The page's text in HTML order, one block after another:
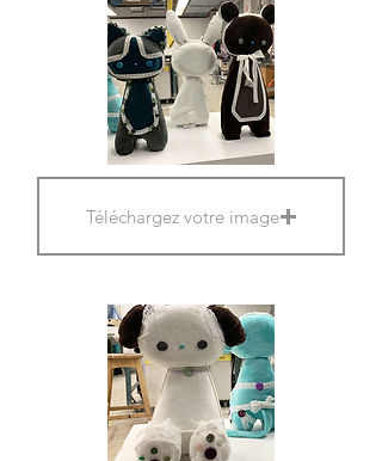
Téléchargez votre image